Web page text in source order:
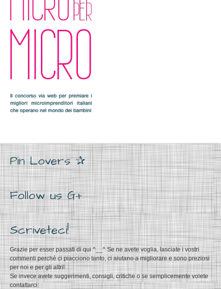
Pin Lovers ✰
Follow us G+
Scriveteci!
Grazie per esser passati di qui ^__^ Se ne avete voglia, lasciate i vostri
commenti perché ci piacciono tanto, ci aiutano a migliorare e sono preziosi
per noi e per gli altri!
Se invece avete suggerimenti, consigli, critiche o se semplicemente volete
contattarci: